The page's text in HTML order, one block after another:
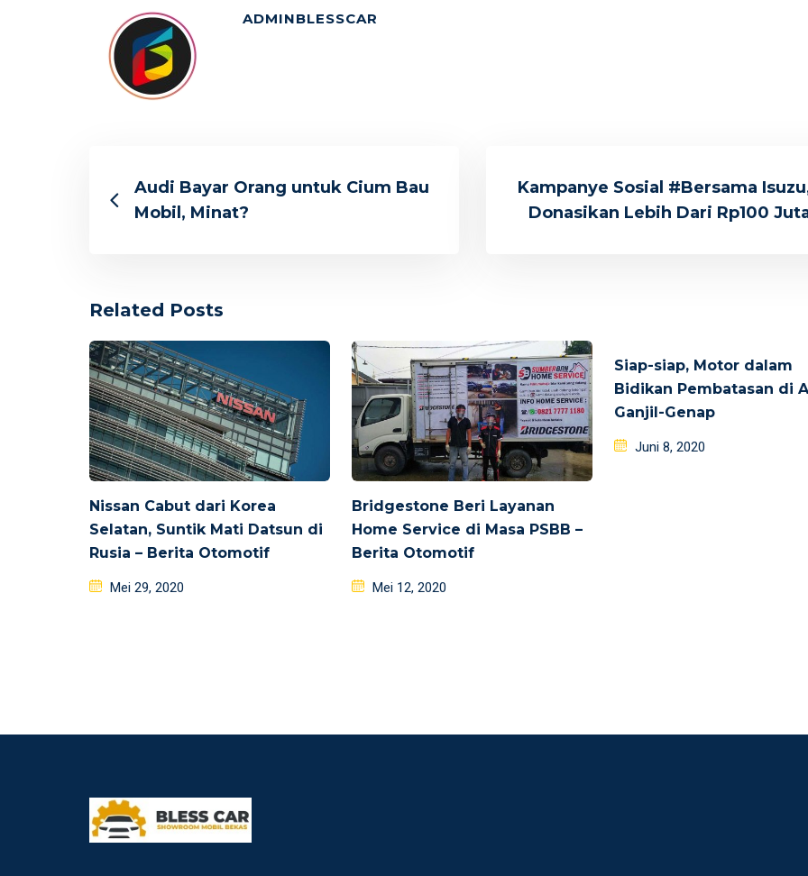
ADMINBLESSCAR
Audi Bayar Orang untuk Cium Bau
Mobil, Minat?
Kampanye Sosial #Bersama
Donasikan Lebih Dari Rp100
Related Posts
Nissan Cabut dari Korea
Selatan, Suntik Mati Datsun di
Rusia – Berita Otomotif
Posted
Mei 29, 2020
Bridgestone Beri Layanan
Home Service di Masa PSBB –
Berita Otomotif
Posted
Mei 12, 2020
Siap-siap, Motor dalam
Bidikan Pembatasan di
Ganjil-Genap
Posted
Juni 8, 2020